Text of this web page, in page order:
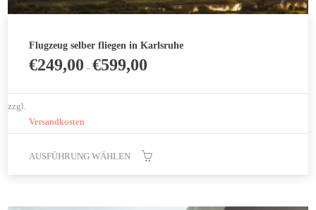
Flugzeug selber fliegen in Karlsruhe
€249,00 –€599,00
zzgl.
Versandkosten
AUSFÜHRUNG WÄHLEN